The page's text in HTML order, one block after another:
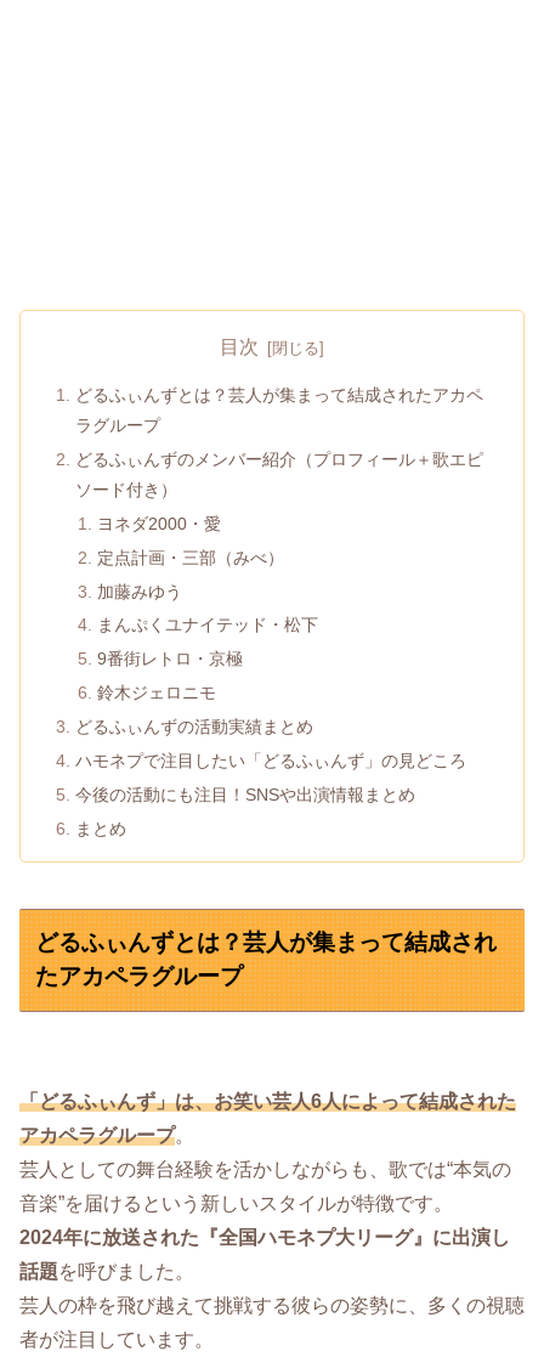
目次
どるふぃんずとは？芸人が集まって結成されたアカペ
ラグループ
どるふぃんずのメンバー紹介（プロフィール＋歌エピ
ソード付き）
ヨネダ2000・愛
定点計画・三部（みべ）
加藤みゆう
まんぷくユナイテッド・松下
9番街レトロ・京極
鈴木ジェロニモ
どるふぃんずの活動実績まとめ
ハモネプで注目したい「どるふぃんず」の見どころ
今後の活動にも注目！SNSや出演情報まとめ
まとめ
どるふぃんずとは？芸人が集まって結成され
たアカペラグループ
「どるふぃんず」は、お笑い芸人6人によって結成された
アカペラグループ。
芸人としての舞台経験を活かしながらも、歌では“本気の
音楽”を届けるという新しいスタイルが特徴です。
2024年に放送された『全国ハモネプ大リーグ』に出演し
話題を呼びました。
芸人の枠を飛び越えて挑戦する彼らの姿勢に、多くの視聴
者が注目しています。